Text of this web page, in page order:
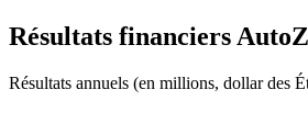
Résultats financiers
Résultats annuels (en millions, dollar des